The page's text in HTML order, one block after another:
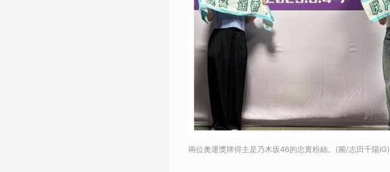
兩位奧運獎牌得主是乃木坂46的忠實粉絲。(圖/志田千陽IG)